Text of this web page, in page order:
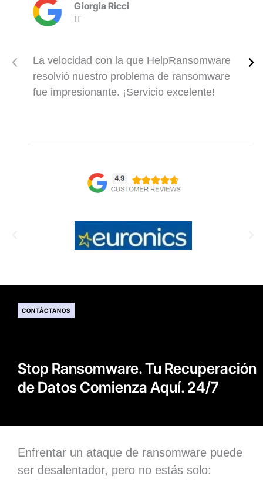
La velocidad con la que HelpRansomware
resolvió nuestro problema de ransomware
fue impresionante. ¡Servicio excelente!
Giorgia Ricci
IT
CONTÁCTANOS
Stop Ransomware. Tu Recuperación
de Datos Comienza Aquí. 24/7
Enfrentar un ataque de ransomware puede
ser desalentador, pero no estás solo: